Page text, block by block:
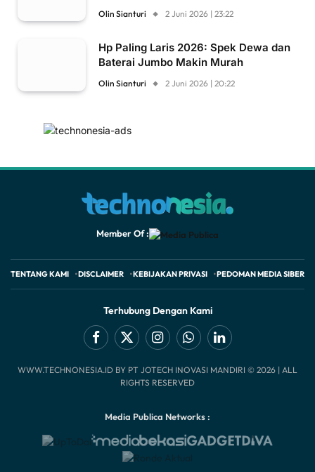
Olin Sianturi 2 Juni 2026 | 23:22
Hp Paling Laris 2026: Spek Dewa dan
Baterai Jumbo Makin Murah
Olin Sianturi 2 Juni 2026 | 20:22
Member Of :
TENTANG KAMI DISCLAIMER KEBIJAKAN PRIVASI PEDOMAN MEDIA SIBER
Terhubung Dengan Kami
Facebook
X
(Twitter)
InstagramWhatsAppLinkedIn
WWW.TECHNONESIA.ID BY PT JOTECH INOVASI MANDIRI © 2026 | ALL
RIGHTS RESERVED
Media Publica Networks :